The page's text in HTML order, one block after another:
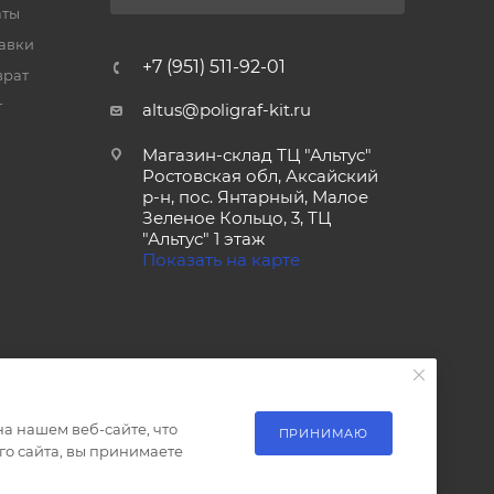
+7 (951) 511-92-01
altus@poligraf-kit.ru
Магазин-склад ТЦ "Альтус"
Ростовская обл, Аксайский
р-н, пос. Янтарный, Малое
Зеленое Кольцо, 3, ТЦ
"Альтус" 1 этаж
Показать на карте
нашем веб-сайте, что
сайта, вы принимаете
ПРИНИМАЮ